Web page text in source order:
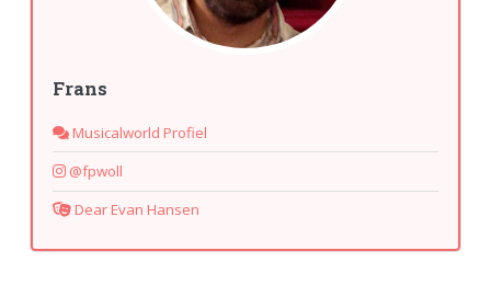
Frans
Musicalworld Profiel
@fpwoll
Dear Evan Hansen